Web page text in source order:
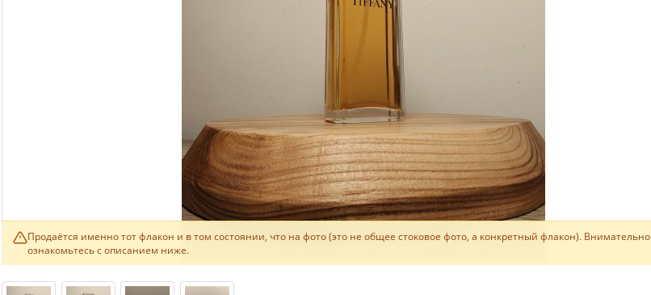
Продаётся именно тот флакон и в том состоянии, что на фото (это не общее стоковое фото, а конкретный флакон). Внимательно
ознакомьтесь с описанием ниже.